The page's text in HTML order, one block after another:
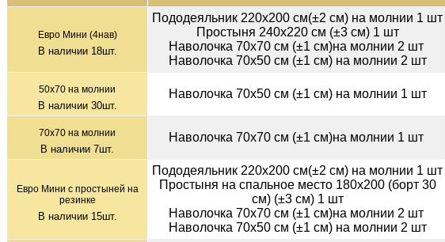
Евро Мини (4нав)
В наличии 18шт.
Пододеяльник 220х200 см(±2 см) на молнии 1 шт
Простыня 240х220 см (±3 см) 1 шт
Наволочка 70х70 см (±1 см)на молнии 2 шт
Наволочка 70х50 см (±1 см) на молнии 2 шт
50х70 на молнии
В наличии 30шт.
Наволочка 70х50 см (±1 см) на молнии 1 шт
70х70 на молнии
В наличии 7шт.
Наволочка 70х70 см (±1 см)на молнии 1 шт
Евро Мини с простыней на
резинке
В наличии 15шт.
Пододеяльник 220х200 см(±2 см) на молнии 1 шт
Простыня на спальное место 180х200 (борт 30
см) (±3 см) 1 шт
Наволочка 70х70 см (±1 см)на молнии 2 шт
Наволочка 70х50 см (±1 см) на молнии 2 шт